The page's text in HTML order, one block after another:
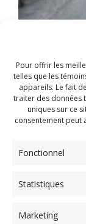
Pour offrir les
telles que les
appareils. Le fait
traiter des données
uniques sur ce
consentement peut
Fonctionnel
Statistiques
Marketing